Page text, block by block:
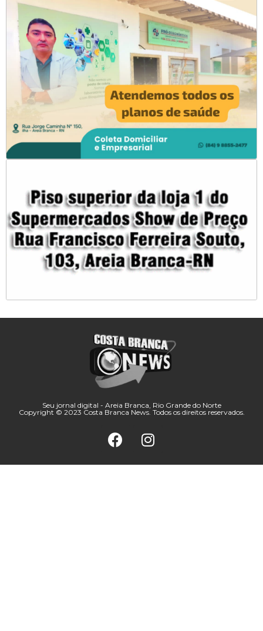
Seu jornal digital - Areia Branca, Rio Grande do Norte
Copyright © 2023 Costa Branca News. Todos os direitos reservados.